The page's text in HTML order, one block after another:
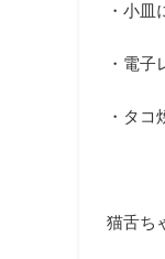
・小
・電子
・タコ
猫舌ち